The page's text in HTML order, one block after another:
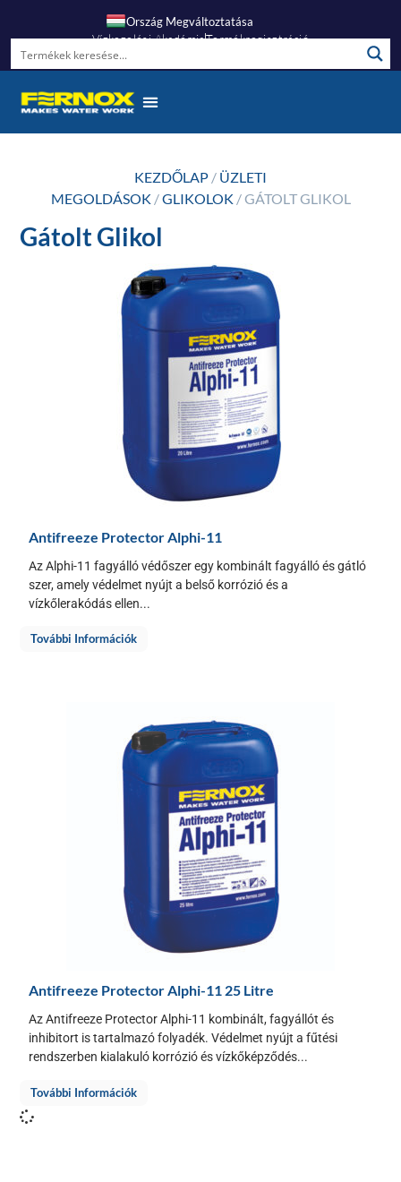
Ország Megváltoztatása
Vízkezelési AkadémiaTermékregisztráció
KEZDŐLAP / ÜZLETI
MEGOLDÁSOK /GLIKOLOK / GÁTOLT GLIKOL
Gátolt Glikol
Antifreeze Protector Alphi-11
Az Alphi-11 fagyálló védőszer egy kombinált fagyálló és gátló
szer, amely védelmet nyújt a belső korrózió és a
vízkőlerakódás ellen...
További Információk
Antifreeze Protector Alphi-11 25 Litre
Az Antifreeze Protector Alphi-11 kombinált, fagyállót és
inhibitort is tartalmazó folyadék. Védelmet nyújt a fűtési
rendszerben kialakuló korrózió és vízkőképződés...
További Információk